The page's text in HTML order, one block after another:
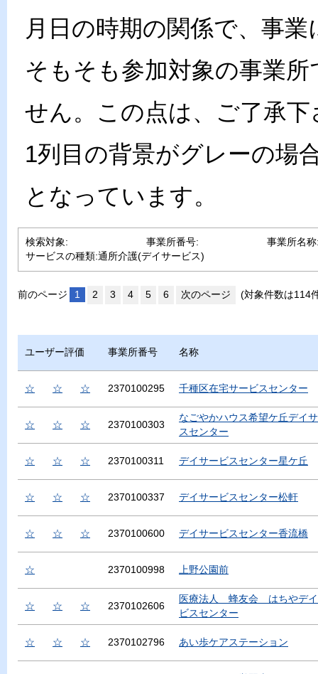
月日の時期の関係で、事
そもそも参加対象の事業
せん。この点は、ご了承下
1列目の背景がグレーの場
となっています。
検索対象: 事業所番号:
事業所名
サービスの種類:通所介護(デイサービス)
前のページ 1 2 3 4 5 6 次のページ (対象件数は114
ユーザー評価 事業所番号 名称
☆ ☆ ☆ 2370100295 千種区在宅サービスセンター
☆ ☆ ☆ 2370100303
なごやかハウス希望ケ丘デイ
スセンター
☆ ☆ ☆ 2370100311 デイサービスセンター星ケ丘
☆ ☆ ☆ 2370100337 デイサービスセンター松軒
☆ ☆ ☆ 2370100600 デイサービスセンター香流橋
☆ 2370100998 上野公園前
☆ ☆ ☆ 2370102606
医療法人 蜂友会 はちやデ
ビスセンター
☆ ☆ ☆ 2370102796 あい歩ケアステーション